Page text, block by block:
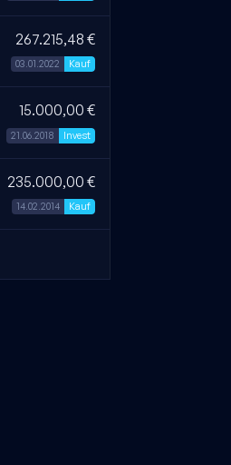
267.215,48 €
03.01.2022 Kauf
15.000,00 €
21.06.2018 Invest
235.000,00 €
14.02.2014 Kauf